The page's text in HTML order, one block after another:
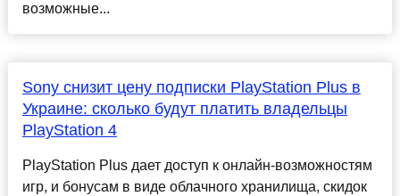
возможные...
Sony снизит цену подписки PlayStation Plus в
Украине: сколько будут платить владельцы
PlayStation 4
PlayStation Plus дает доступ к онлайн-возможностям
игр, и бонусам в виде облачного хранилища, скидок